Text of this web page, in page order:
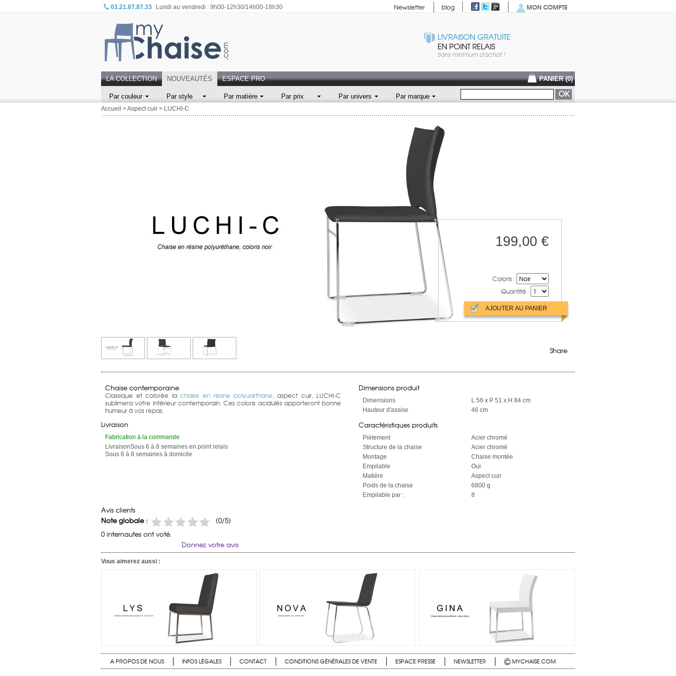
03.21.87.87.33 Lundi au vendredi : 9h00-12h30/14h00-18h30 Newsletter blog MON COMPTE
LIVRAISON GRATUITE
EN POINT RELAIS
Sans minimum d'achat !
LA COLLECTION NOUVEAUTÉS ESPACE PRO PANIER (0)
Par couleur Par style Par matière Par prix Par univers Par marque
Accueil >Aspect cuir > LUCHI-C
199,00 €
Coloris :
Quantité :
Share
Chaise contemporaine
Classique et colorée la chaise en résine polyuréthane, aspect cuir, LUCHI-C
sublimera votre intérieur contemporain. Ces coloris acidulés apporteront bonne
humeur à vos repas.
Livraison
Fabrication à la commande
LivraisonSous 6 à 8 semaines en point relais
Sous 6 à 8 semaines à domicile
Dimensions produit
Dimensions
L 56 x P 51 x H 84 cm
Hauteur d'assise
46 cm
Caractéristiques produits
Piètement
Acier chromé
Structure de la chaise
Acier chromé
Montage
Chaise montée
Empilable
Oui
Matière
Aspect cuir
Poids de la chaise
6800 g
Empilable par :
8
Avis clients
Note globale :
(0/5)
0 internautes ont voté.
Donnez votre avis
Vous aimerez aussi :
A PROPOS DE NOUS INFOS LÉGALES CONTACT CONDITIONS GÉNÉRALES DE VENTE ESPACE PRESSE NEWSLETTER ©MYCHAISE.COM